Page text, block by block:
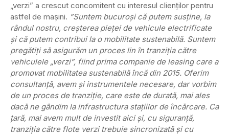
„verzi” a crescut concomitent cu interesul clienților pentru
astfel de mașini. ”Suntem bucuroși că putem susține, la
rândul nostru, creșterea pieței de vehicule electrificate
și că putem contribui la o mobilitate sustenabilă. Suntem
pregătiți să asigurăm un proces lin în tranziția către
vehiculele „verzi”, fiind prima companie de leasing care a
promovat mobilitatea sustenabilă încă din 2015. Oferim
consultanță, avem și instrumentele necesare, dar vorbim
de un proces de tranziție, care este de durată, mai ales
dacă ne gândim la infrastructura stațiilor de încărcare. Ca
țară, mai avem mult de investit aici și, cu siguranță,
tranziția către flote verzi trebuie sincronizată și cu